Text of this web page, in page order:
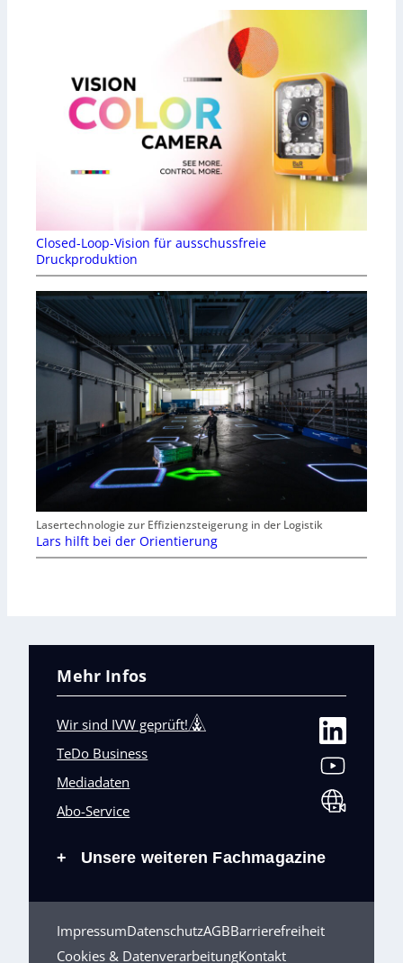
Closed-Loop-Vision für ausschussfreie
Druckproduktion
Lasertechnologie zur Effizienzsteigerung in der Logistik
Lars hilft bei der Orientierung
Mehr Infos
Wir sind IVW geprüft!
TeDo Business
Mediadaten
Abo-Service
+ Unsere weiteren Fachmagazine
ImpressumDatenschutzAGBBarrierefreiheit
Cookies & DatenverarbeitungKontakt